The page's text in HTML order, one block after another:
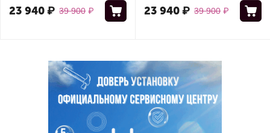
39 900 ₽
23 940₽ 39 900 ₽
23 940₽